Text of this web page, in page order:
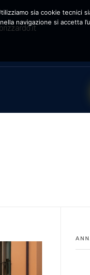
sia cookie tecnici
navigazione si accetta